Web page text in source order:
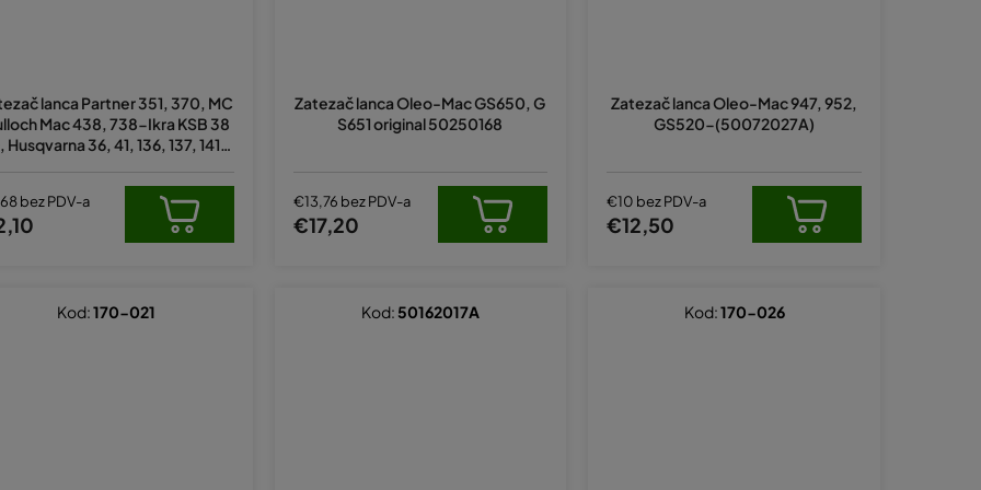
lanca Partner 351, 370, MC
Mac 438, 738-Ikra KSB 38
Husqvarna 36, 41, 136, 137, 141, 1
original 530069611, 53001
bez PDV-a
Zatezač lanca Oleo-Mac GS650, G
S651 original 50250168
€13,76 bez PDV-a
€17,20
Zatezač lanca Oleo-Mac 947, 952,
GS520-(50072027A)
€10 bez PDV-a
€12,50
Kod:170-021 Kod: 50162017A Kod:170-026